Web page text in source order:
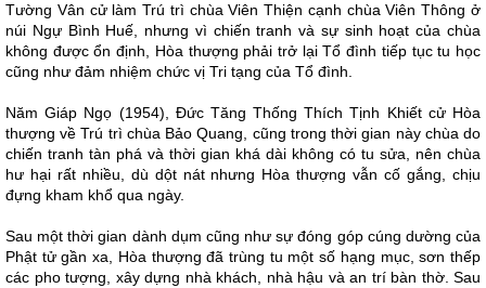
Tường Vân cử làm Trú trì chùa Viên Thiện cạnh chùa Viên Thông ở
núi Ngự Bình Huế, nhưng vì chiến tranh và sự sinh hoạt của chùa
không được ổn định, Hòa thượng phải trở lại Tổ đình tiếp tục tu học
cũng như đảm nhiệm chức vị Tri tạng của Tổ đình.
Năm Giáp Ngọ (1954), Đức Tăng Thống Thích Tịnh Khiết cử Hòa
thượng về Trú trì chùa Bảo Quang, cũng trong thời gian này chùa do
chiến tranh tàn phá và thời gian khá dài không có tu sửa, nên chùa
hư hại rất nhiều, dù dột nát nhưng Hòa thượng vẫn cố gắng, chịu
đựng kham khổ qua ngày.
Sau một thời gian dành dụm cũng như sự đóng góp cúng dường của
Phật tử gần xa, Hòa thượng đã trùng tu một số hạng mục, sơn thếp
các pho tượng, xây dựng nhà khách, nhà hậu và an trí bàn thờ. Sau